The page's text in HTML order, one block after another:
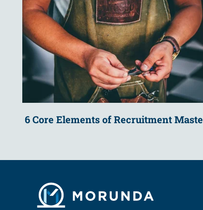
6 Core Elements of Recruitment